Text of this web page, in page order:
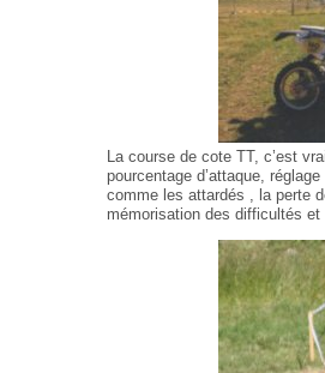
La course de cote TT, c’est
pourcentage d’attaque,
comme les attardés , la perte
mémorisation des difficultés